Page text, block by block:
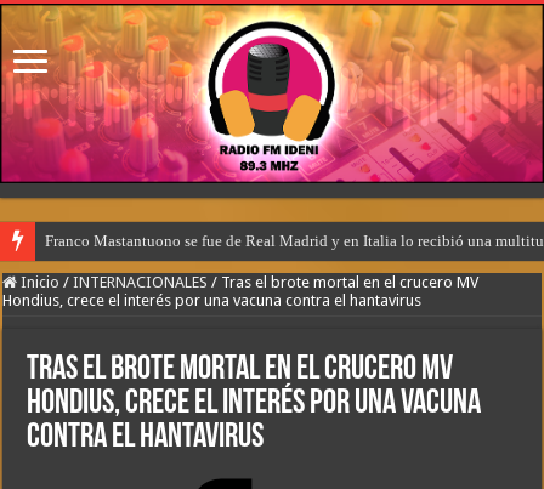
Franco Mastantuono se fue de Real Madrid y en Italia lo recibió una
Inicio / INTERNACIONALES / Tras el brote mortal en el crucero MV
Hondius, crece el interés por una vacuna contra el hantavirus
Tras el brote mortal en el crucero MV
Hondius, crece el interés por una vacuna
contra el hantavirus